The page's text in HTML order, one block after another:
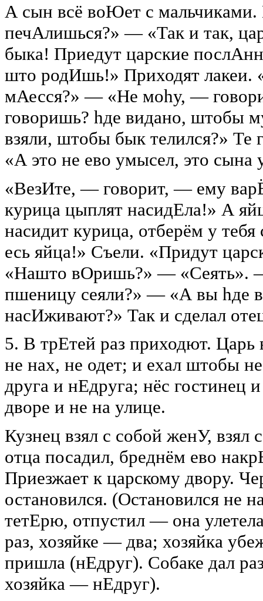
А сын всё воЮет с
печАлишься?» — «Так и так,
быка! Приедут царские
што родИшь!» Приходят
мАесся?» — «Не моhу, —
говоришь? hде видано, штобы
взяли, штобы бык телился?»
«А это не ево умысел, это сына
«ВезИте, — говорит, — ему
курица цыплят насидЕла!» А
насидит курица, отберём у
есь яйца!» Съели. «Придут
«Нашто вОришь?» — «Сеять».
пшеницу сеяли?» — «А вы hде
насИживают?» Так и сделал
5. В трЕтей раз приходют.
не нах, не одет; и ехал штобы
друга и нЕдруга; нёс гостинец
дворе и не на улице.
Кузнец взял с собой женУ, взял
отца посадил, бреднём ево
Приезжает к царскому двору.
остановился. (Остановился не
тетЕрю, отпустил — она
раз, хозяйке — два; хозяйка
пришла (нЕдруг). Собаке дал
хозяйка — нЕдруг).